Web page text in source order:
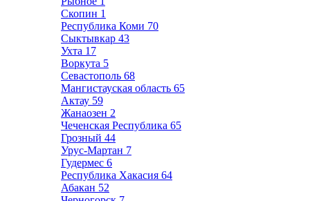
Скопин 1
Республика Коми 70
Сыктывкар 43
Ухта 17
Воркута 5
Севастополь 68
Мангистауская область 65
Актау 59
Жанаозен 2
Чеченская Республика 65
Грозный 44
Урус-Мартан 7
Гудермес 6
Республика Хакасия 64
Абакан 52